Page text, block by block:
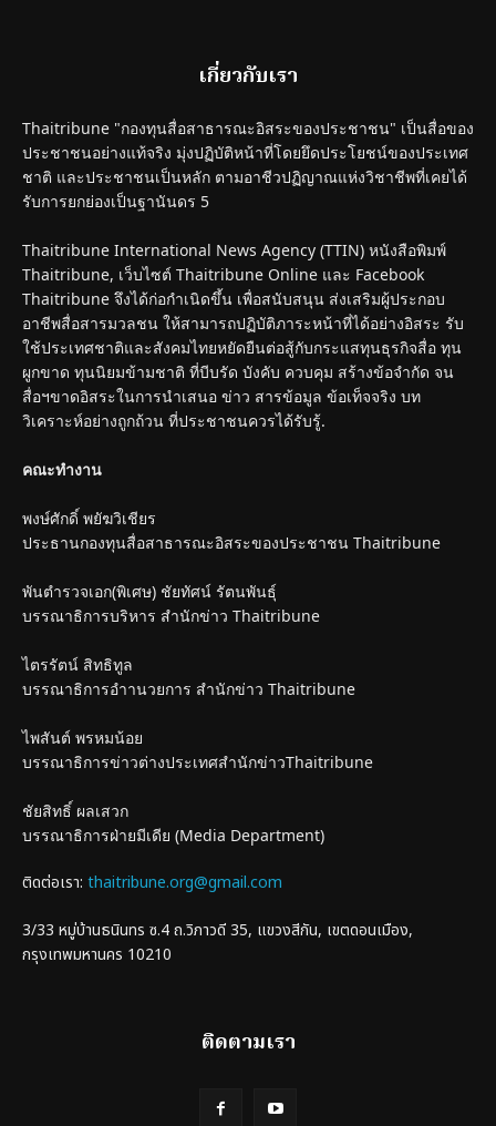
เกี่ยวกับเรา
Thaitribune "กองทุนสื่อสาธารณะอิสระของประชาชน" เป็นสื่อของ
ประชาชนอย่างแท้จริง มุ่งปฏิบัติหน้าที่โดยยึดประโยชน์ของประเทศ
ชาติ และประชาชนเป็นหลัก ตามอาชีวปฏิญาณแห่งวิชาชีพที่เคยได้
รับการยกย่องเป็นฐานันดร 5
Thaitribune International News Agency (TTIN) หนังสือพิมพ์
Thaitribune, เว็บไซต์ Thaitribune Online และ Facebook
Thaitribune จึงได้ก่อกำเนิดขึ้น เพื่อสนับสนุน ส่งเสริมผู้ประกอบ
อาชีพสื่อสารมวลชน ให้สามารถปฏิบัติภาระหน้าที่ได้อย่างอิสระ รับ
ใช้ประเทศชาติและสังคมไทยหยัดยืนต่อสู้กับกระแสทุนธุรกิจสื่อ ทุน
ผูกขาด ทุนนิยมข้ามชาติ ที่บีบรัด บังคับ ควบคุม สร้างข้อจำกัด จน
สื่อฯขาดอิสระในการนำเสนอ ข่าว สารข้อมูล ข้อเท็จจริง บท
วิเคราะห์อย่างถูกถ้วน ที่ประชาชนควรได้รับรู้.
คณะทำงาน
พงษ์ศักดิ์ พยัฆวิเชียร
ประธานกองทุนสื่อสาธารณะอิสระของประชาชน Thaitribune
พันตำรวจเอก(พิเศษ) ชัยทัศน์ รัตนพันธุ์
บรรณาธิการบริหาร สำนักข่าว Thaitribune
ไตรรัตน์ สิทธิทูล
บรรณาธิการอำานวยการ สำนักข่าว Thaitribune
ไพสันต์ พรหมน้อย
บรรณาธิการข่าวต่างประเทศสำนักข่าวThaitribune
ชัยสิทธิ์ ผลเสวก
บรรณาธิการฝ่ายมีเดีย (Media Department)
ติดต่อเรา: thaitribune.org@gmail.com
3/33 หมู่บ้านธนินทร ซ.4 ถ.วิภาวดี 35, แขวงสีกัน, เขตดอนเมือง,
กรุงเทพมหานคร 10210
ติดตามเรา